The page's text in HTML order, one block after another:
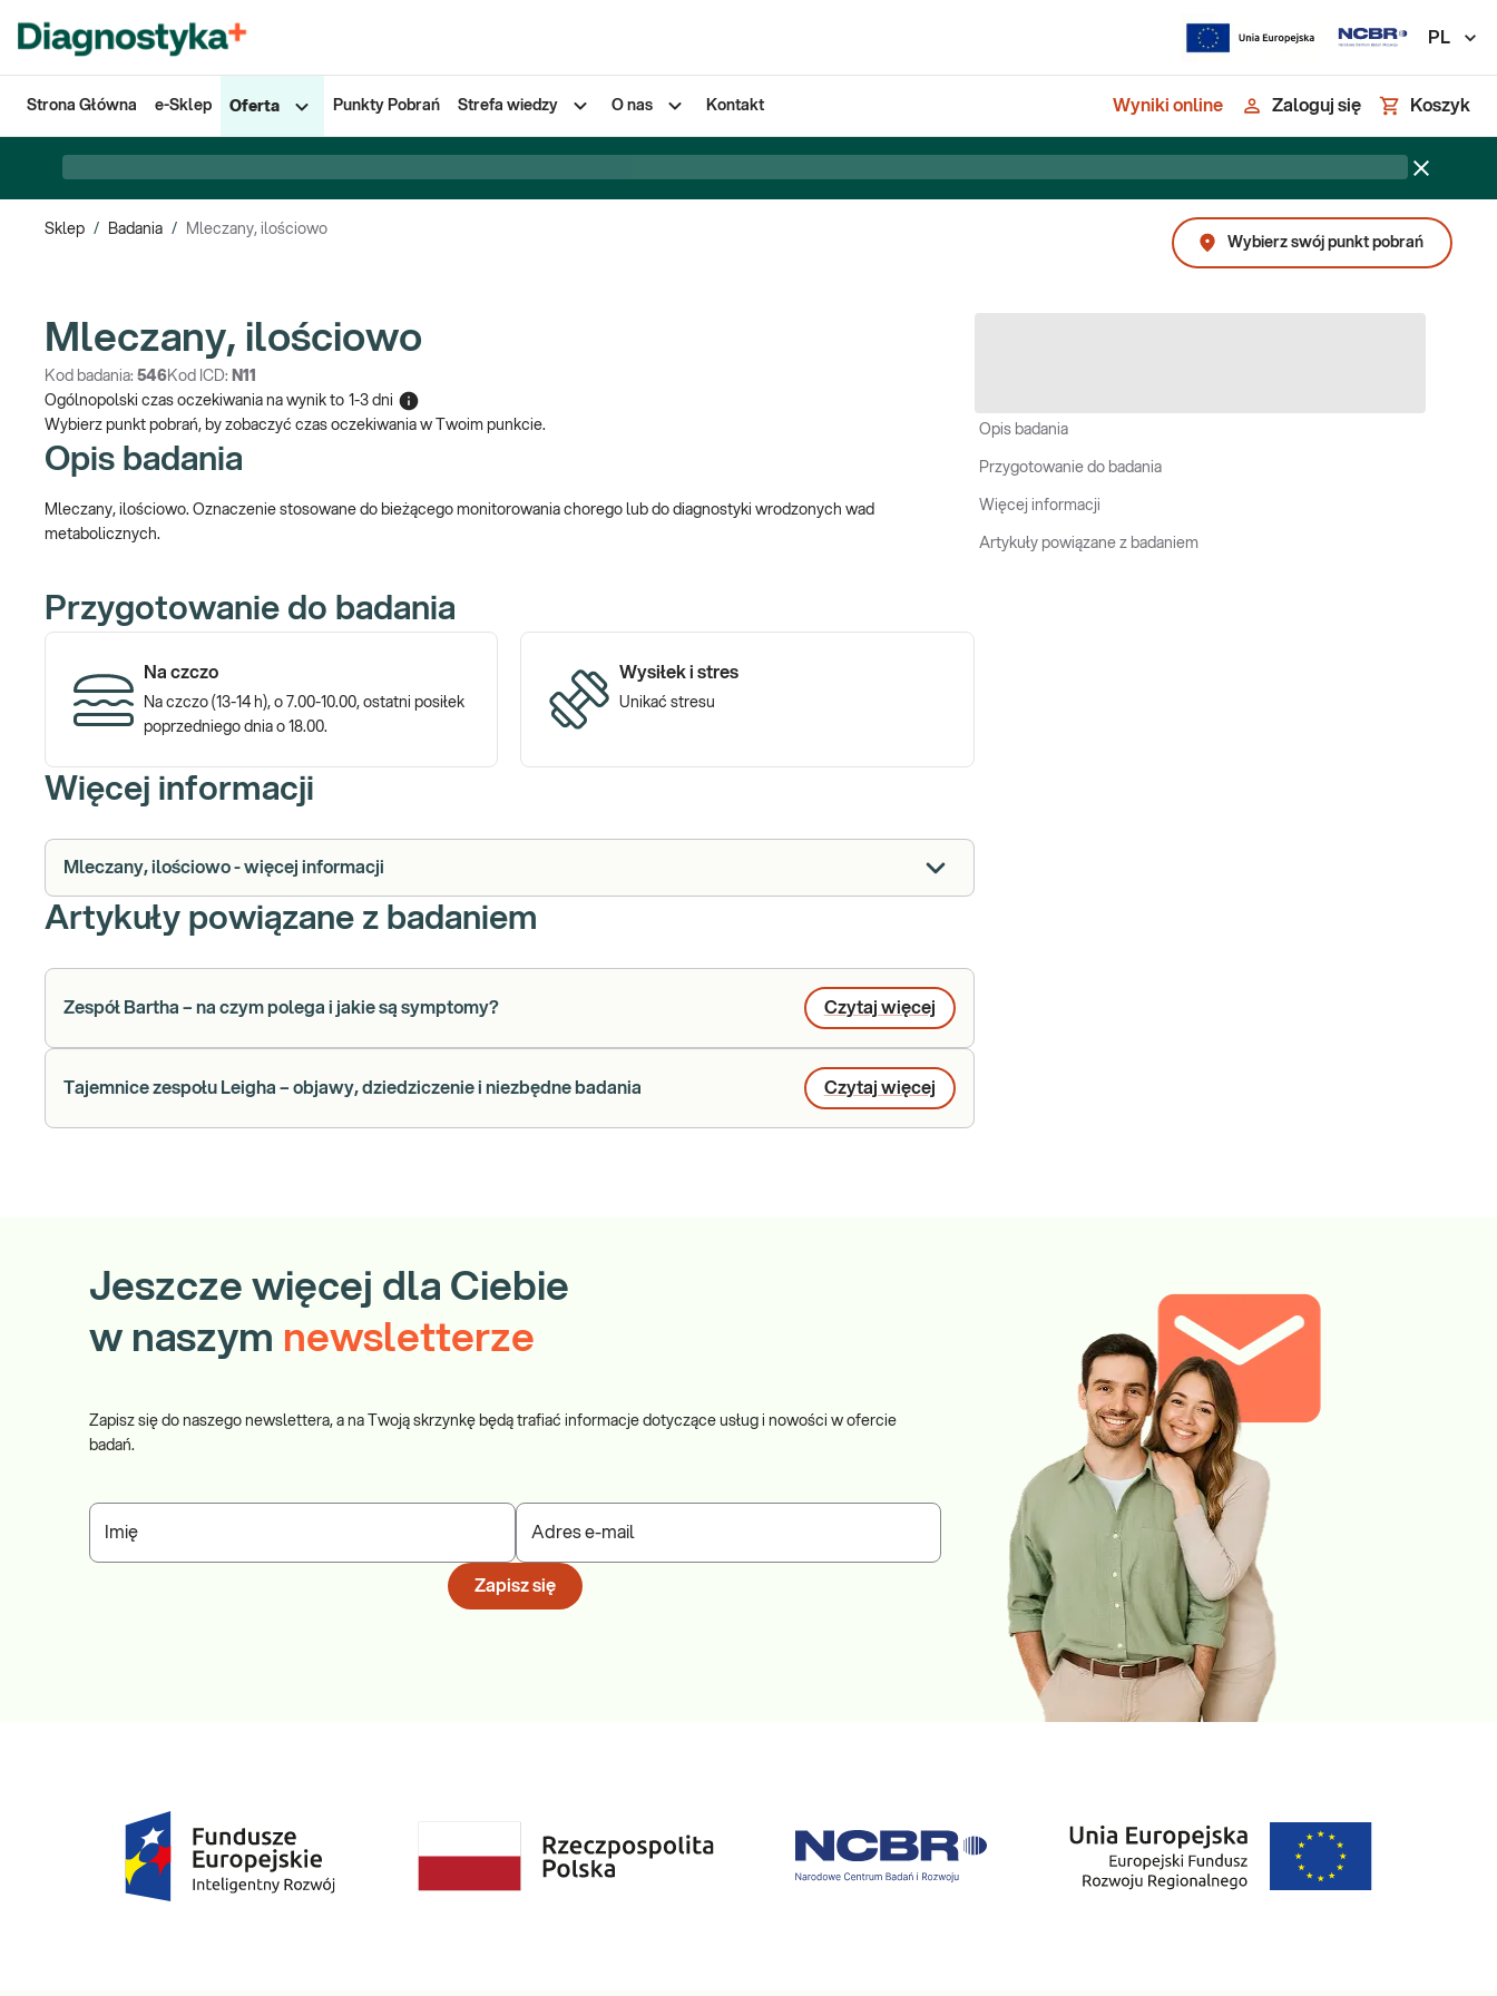
PL
Strona Główna e-Sklep Oferta Punkty Pobrań Strefa wiedzy O nas Kontakt Wyniki online Zaloguj się Koszyk
Sklep / Badania /
Mleczany, ilościowo
Wybierz swój punkt pobrań
Mleczany, ilościowo
Kod badania: 546Kod ICD: N11
Ogólnopolski czas oczekiwania na wynik to 1-3 dni
Wybierz punkt pobrań, by zobaczyć czas oczekiwania w Twoim punkcie.
Opis badania
Mleczany, ilościowo. Oznaczenie stosowane do bieżącego monitorowania chorego lub do diagnostyki wrodzonych wad
metabolicznych.
Przygotowanie do badania
Na czczo
Na czczo (13-14 h), o 7.00-10.00, ostatni posiłek
poprzedniego dnia o 18.00.
Wysiłek i stres
Unikać stresu
Więcej informacji
Mleczany, ilościowo - więcej informacji
Artykuły powiązane z badaniem
Zespół Bartha – na czym polega i jakie są symptomy? Czytaj więcej
Tajemnice zespołu Leigha – objawy, dziedziczenie i niezbędne badania Czytaj więcej
Opis badania
Przygotowanie do badania
Więcej informacji
Artykuły powiązane z badaniem
Jeszcze więcej dla Ciebie
w naszym newsletterze
Zapisz się do naszego newslettera, a na Twoją skrzynkę będą trafiać informacje dotyczące usług i nowości w ofercie
badań.
Imię Adres e-mail
Zapisz się